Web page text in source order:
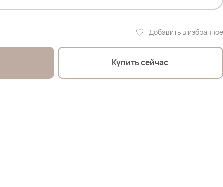
Добавить в избранное
Купить сейчас